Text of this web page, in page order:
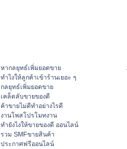
หากลยุทธ์เพิ่มยอดขาย
ทําไงให้ลูกค้าเข้าร้านเยอะ ๆ
กลยุทธ์เพิ่มยอดขาย
เคล็ดลับขายของดี
ค้าขายไม่ดีทำอย่างไรดี
งานโพสโปรโมทงาน
ทํายังไงให้ขายของดี ออนไลน์
รวม SMFขายสินค้า
ประกาศฟรีออนไลน์